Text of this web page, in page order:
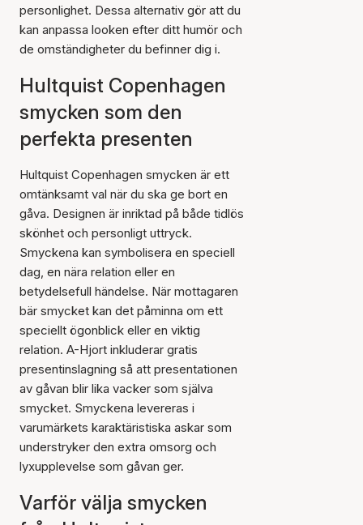
personlighet. Dessa alternativ gör att du
kan anpassa looken efter ditt humör och
de omständigheter du befinner dig i.
Hultquist Copenhagen
smycken som den
perfekta presenten
Hultquist Copenhagen smycken är ett
omtänksamt val när du ska ge bort en
gåva. Designen är inriktad på både tidlös
skönhet och personligt uttryck.
Smyckena kan symbolisera en speciell
dag, en nära relation eller en
betydelsefull händelse. När mottagaren
bär smycket kan det påminna om ett
speciellt ögonblick eller en viktig
relation. A-Hjort inkluderar gratis
presentinslagning så att presentationen
av gåvan blir lika vacker som själva
smycket. Smyckena levereras i
varumärkets karaktäristiska askar som
understryker den extra omsorg och
lyxupplevelse som gåvan ger.
Varför välja smycken